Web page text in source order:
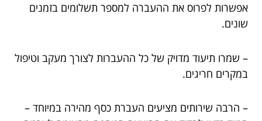
אפשרות לפרוס את ההעברה למספר תשלומים בזמנים
שונים.
– שמרו תיעוד מדויק של כל ההעברות לצורך מעקב וטיפול
במקרים חריגים.
– הרבה שירותים מציעים העברת כסף מהירה במיוחד –